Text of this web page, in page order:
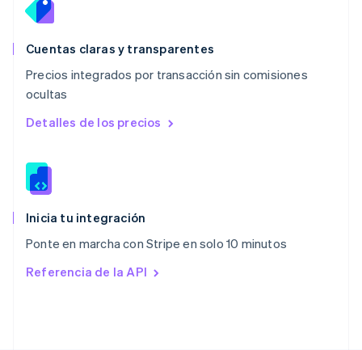
Cuentas claras y transparentes
Precios integrados por transacción sin comisiones
ocultas
Detalles de los precios
Inicia tu integración
Ponte en marcha con Stripe en solo 10 minutos
Referencia de la API
English
English
NederlandsEnglish
Polonia
English
RAE de Hong Kong, China
Reino Unido
English
English
English